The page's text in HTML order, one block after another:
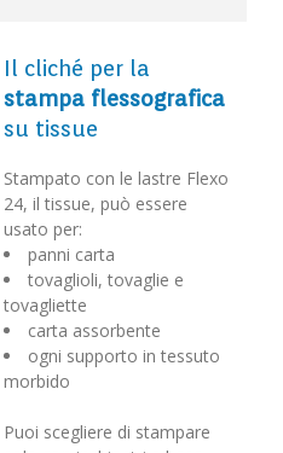
Il cliché per la
stampa flessografica
su tissue
Stampato con le lastre Flexo
24, il tissue, può essere
usato per:
panni carta
tovaglioli, tovaglie e
tovagliette
carta assorbente
ogni supporto in tessuto
morbido
Puoi scegliere di stampare